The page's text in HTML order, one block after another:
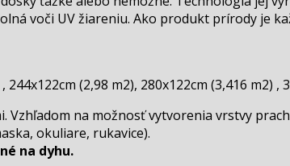
voči UV žiareniu. Ako produkt prírody je
(2,98 m2), 280x122cm (3,416 m2) ,
Vzhľadom na možnosť vytvorenia vrstvy
okuliare, rukavice).
na dyhu.